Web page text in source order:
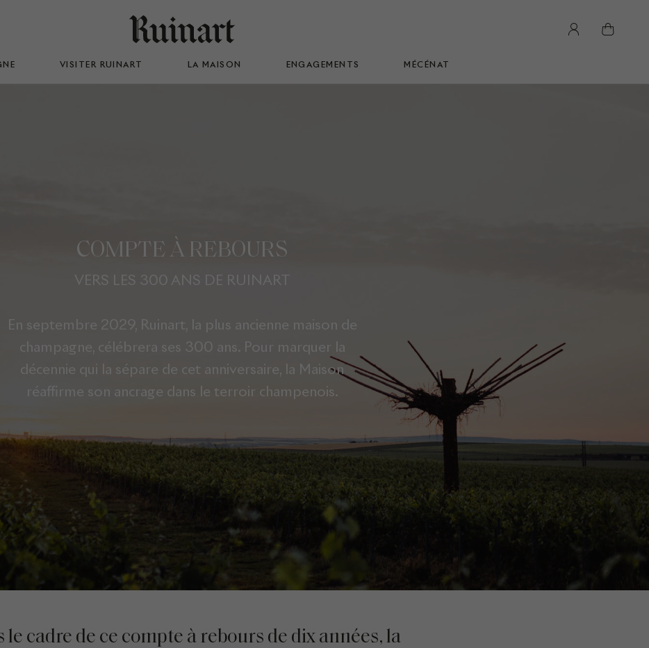
VISITER RUINART LA MAISON ENGAGEMENTS MÉCÉNAT
COMPTE À REBOURS
VERS LES 300 ANS DE RUINART
En septembre 2029, Ruinart, la plus ancienne maison de
champagne, célébrera ses 300 ans. Pour marquer la
décennie qui la sépare de cet anniversaire, la Maison
réaffirme son ancrage dans le terroir champenois.
le cadre de ce compte à rebours de dix années, la